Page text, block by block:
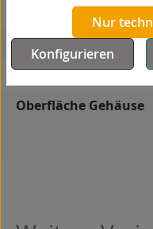
autoklaventauglich
Produkttyp
Material Gehäuse
Oberfläche Gehäuse
Nur
Konfigurieren